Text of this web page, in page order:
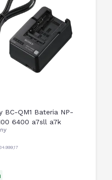
BC-QM1 Bateria NP-
6400 a7sll a7k